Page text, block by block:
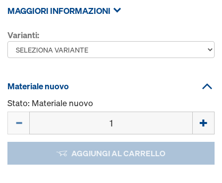
MAGGIORI INFORMAZIONI
Varianti:
Materiale nuovo
Stato: Materiale nuovo
AGGIUNGI AL CARRELLO